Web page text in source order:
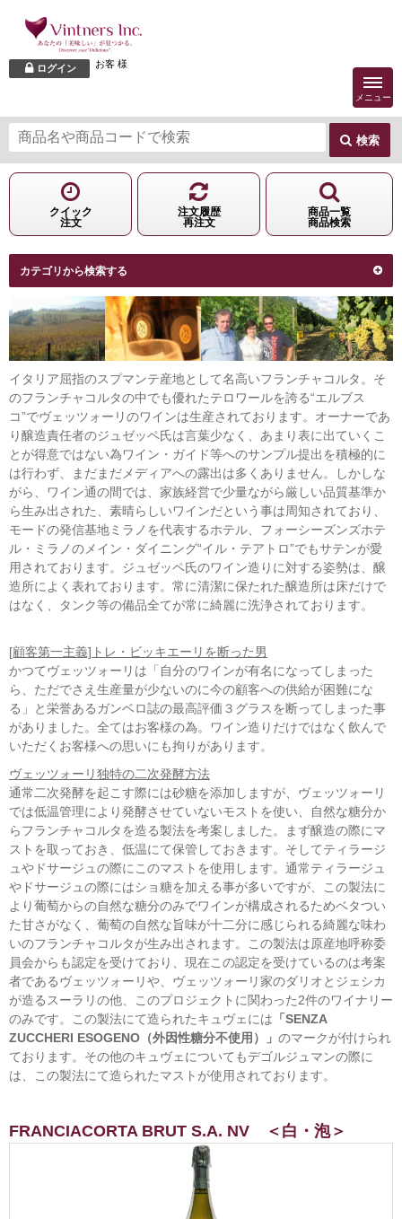
ログイン お客 様
メニュー
検索
クイック
注文
注文履歴
再注文
商品一覧
商品検索
カテゴリから検索する
イタリア屈指のスプマンテ産地として名高いフランチャコルタ。そ
のフランチャコルタの中でも優れたテロワールを誇る“エルブス
コ”でヴェッツォーリのワインは生産されております。オーナーであ
り醸造責任者のジュゼッペ氏は言葉少なく、あまり表に出ていくこ
とが得意ではない為ワイン・ガイド等へのサンプル提出を積極的に
は行わず、まだまだメディアへの露出は多くありません。しかしな
がら、ワイン通の間では、家族経営で少量ながら厳しい品質基準か
ら生み出された、素晴らしいワインだという事は周知されており、
モードの発信基地ミラノを代表するホテル、フォーシーズンズホテ
ル・ミラノのメイン・ダイニング“イル・テアトロ”でもサテンが愛
用されております。ジュゼッペ氏のワイン造りに対する姿勢は、醸
造所によく表れております。常に清潔に保たれた醸造所は床だけで
はなく、タンク等の備品全てが常に綺麗に洗浄されております。
[顧客第一主義]トレ・ビッキエーリを断った男
かつてヴェッツォーリは「自分のワインが有名になってしまった
ら、ただでさえ生産量が少ないのに今の顧客への供給が困難にな
る」と栄誉あるガンベロ誌の最高評価３グラスを断ってしまった事
がありました。全てはお客様の為。ワイン造りだけではなく飲んで
いただくお客様への思いにも拘りがあります。
ヴェッツォーリ独特の二次発酵方法
通常二次発酵を起こす際には砂糖を添加しますが、ヴェッツォーリ
では低温管理により発酵させていないモストを使い、自然な糖分か
らフランチャコルタを造る製法を考案しました。まず醸造の際にマ
ストを取っておき、低温にて保管しておきます。そしてティラージ
ュやドサージュの際にこのマストを使用します。通常ティラージュ
やドサージュの際にはショ糖を加える事が多いですが、この製法に
より葡萄からの自然な糖分のみでワインが構成されるためベタつい
た甘さがなく、葡萄の自然な旨味が十二分に感じられる綺麗な味わ
いのフランチャコルタが生み出されます。この製法は原産地呼称委
員会からも認定を受けており、現在この認定を受けているのは考案
者であるヴェッツォーリや、ヴェッツォーリ家のダリオとジェシカ
が造るスーラリの他、このプロジェクトに関わった2件のワイナリー
のみです。この製法にて造られたキュヴェには 「SENZA
ZUCCHERI ESOGENO（外因性糖分不使用）」 のマークが付けられ
ております。その他のキュヴェについてもデゴルジュマンの際に
は、この製法にて造られたマストが使用されております。
FRANCIACORTA BRUT S.A. NV ＜白・泡＞